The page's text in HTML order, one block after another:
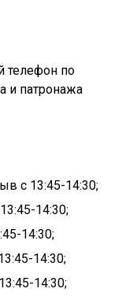
телефон по
и патронажа
с 13:45-14:30;
14:30;
14:30;
14:30;
14:30;